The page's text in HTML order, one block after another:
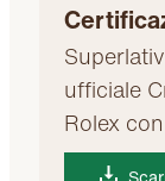
ufficiale
Rolex